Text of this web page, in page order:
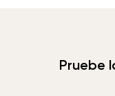
Pruebe